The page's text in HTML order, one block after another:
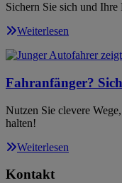
Sichern Sie sich und
Weiterlesen
Fahranfänger?
Nutzen Sie clevere
halten!
Weiterlesen
Kontakt